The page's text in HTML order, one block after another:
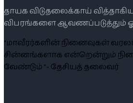
தாயக விடுதலைக்காய்
விபரங்களை ஆவணப்படுத்தும்
“மாவீரர்களின் நினைவுகள்
சின்னங்களாக என்றென்றும்
வேண்டும் ”- தேசியத் தலைவர்